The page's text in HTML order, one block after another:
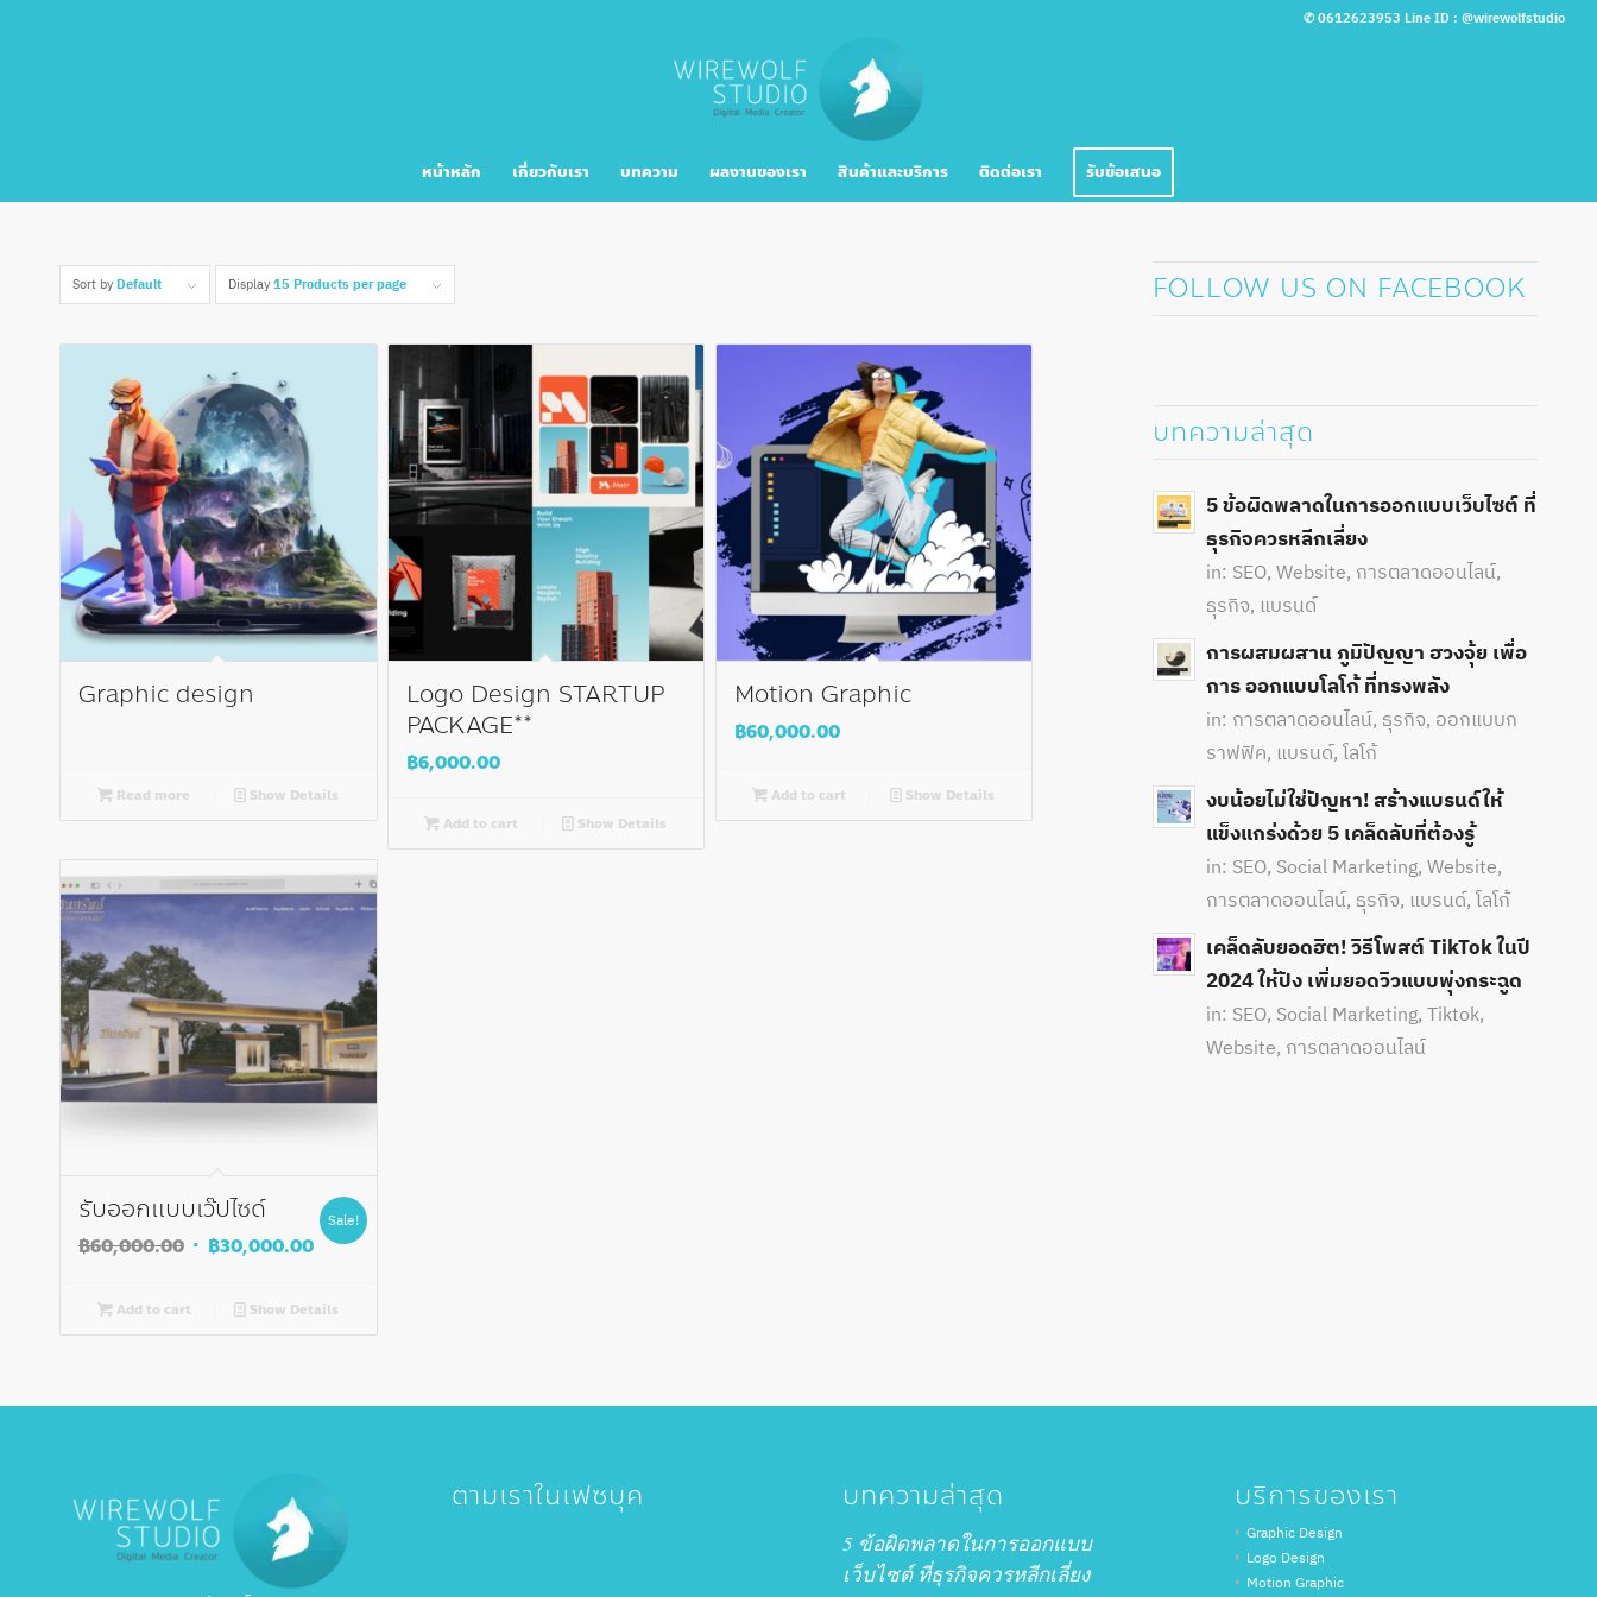
✆0612623953 Line ID :@wirewolfstudio
หน้าหลัก เกี่ยวกับเรา บทความ ผลงานของเรา สินค้าและบริการ ติดต่อเรา รับข้อเสนอ
Sort by Default Display 15 Products per page
Graphic design
Read more Show Details
Logo Design STARTUP
PACKAGE**
฿6,000.00
Add to cart Show Details
Motion Graphic
฿60,000.00
Add to cart Show Details
รับออกแบบเว๊ปไซด์
฿60,000.00 Original
฿60,000.00.
฿30,000.00Current
฿30,000.00.
Sale!
Add to cart Show Details
FOLLOW US ON FACEBOOK
บทความล่าสุด
5 ข้อผิดพลาดในการออกแบบเว็บไซต์ ที่
ธุรกิจควรหลีกเลี่ยง
in: SEO, Website, การตลาดออนไลน์,
ธุรกิจ, แบรนด์
การผสมผสาน ภูมิปัญญา ฮวงจุ้ย เพื่อ
การ ออกแบบโลโก้ ที่ทรงพลัง
in: การตลาดออนไลน์, ธุรกิจ, ออกแบบก
ราฟฟิค, แบรนด์, โลโก้
งบน้อยไม่ใช่ปัญหา! สร้างแบรนด์ให้
แข็งแกร่งด้วย 5 เคล็ดลับที่ต้องรู้
in: SEO, Social Marketing, Website,
การตลาดออนไลน์, ธุรกิจ, แบรนด์, โลโก้
เคล็ดลับยอดฮิต! วิธีโพสต์ TikTok ในปี
2024 ให้ปัง เพิ่มยอดวิวแบบพุ่งกระฉูด
in: SEO, Social Marketing, Tiktok,
Website, การตลาดออนไลน์
ตามเราในเฟซบุค บทความล่าสุด
5 ข้อผิดพลาดในการออกแบบ
เว็บไซต์ ที่ธุรกิจควรหลีกเลี่ยง
บริการของเรา
Graphic Design
Logo Design
Motion Graphic